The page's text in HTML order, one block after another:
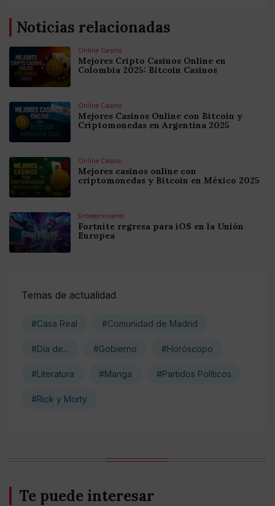
Noticias relacionadas
Online Casino
Mejores Cripto Casinos Online en
Colombia 2025: Bitcoin Casinos
Online Casino
Mejores Casinos Online con Bitcoin y
Criptomonedas en Argentina 2025
Online Casino
Mejores casinos online con
criptomonedas y Bitcoin en México 2025
Entretenimiento
Fortnite regresa para iOS en la Unión
Europea
Temas de actualidad
#Casa Real #Comunidad de Madrid
#Día de... #Gobierno #Horóscopo
#Literatura #Manga #Partidos Políticos
#Rick y Morty
Te puede interesar